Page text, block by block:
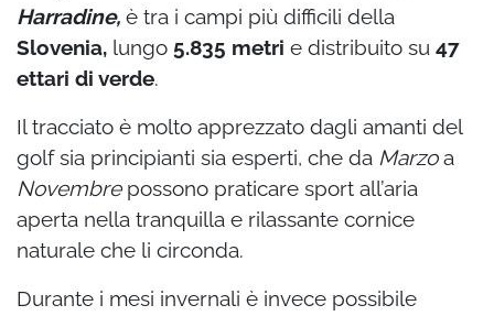
Harradine, è tra i campi più difficili della
Slovenia, lungo 5.835 metri e distribuito su 47
ettari di verde.
Il tracciato è molto apprezzato dagli amanti del
golf sia principianti sia esperti, che da Marzoa
Novembrepossono praticare sport all’aria
aperta nella tranquilla e rilassante cornice
naturale che li circonda.
Durante i mesi invernali è invece possibile